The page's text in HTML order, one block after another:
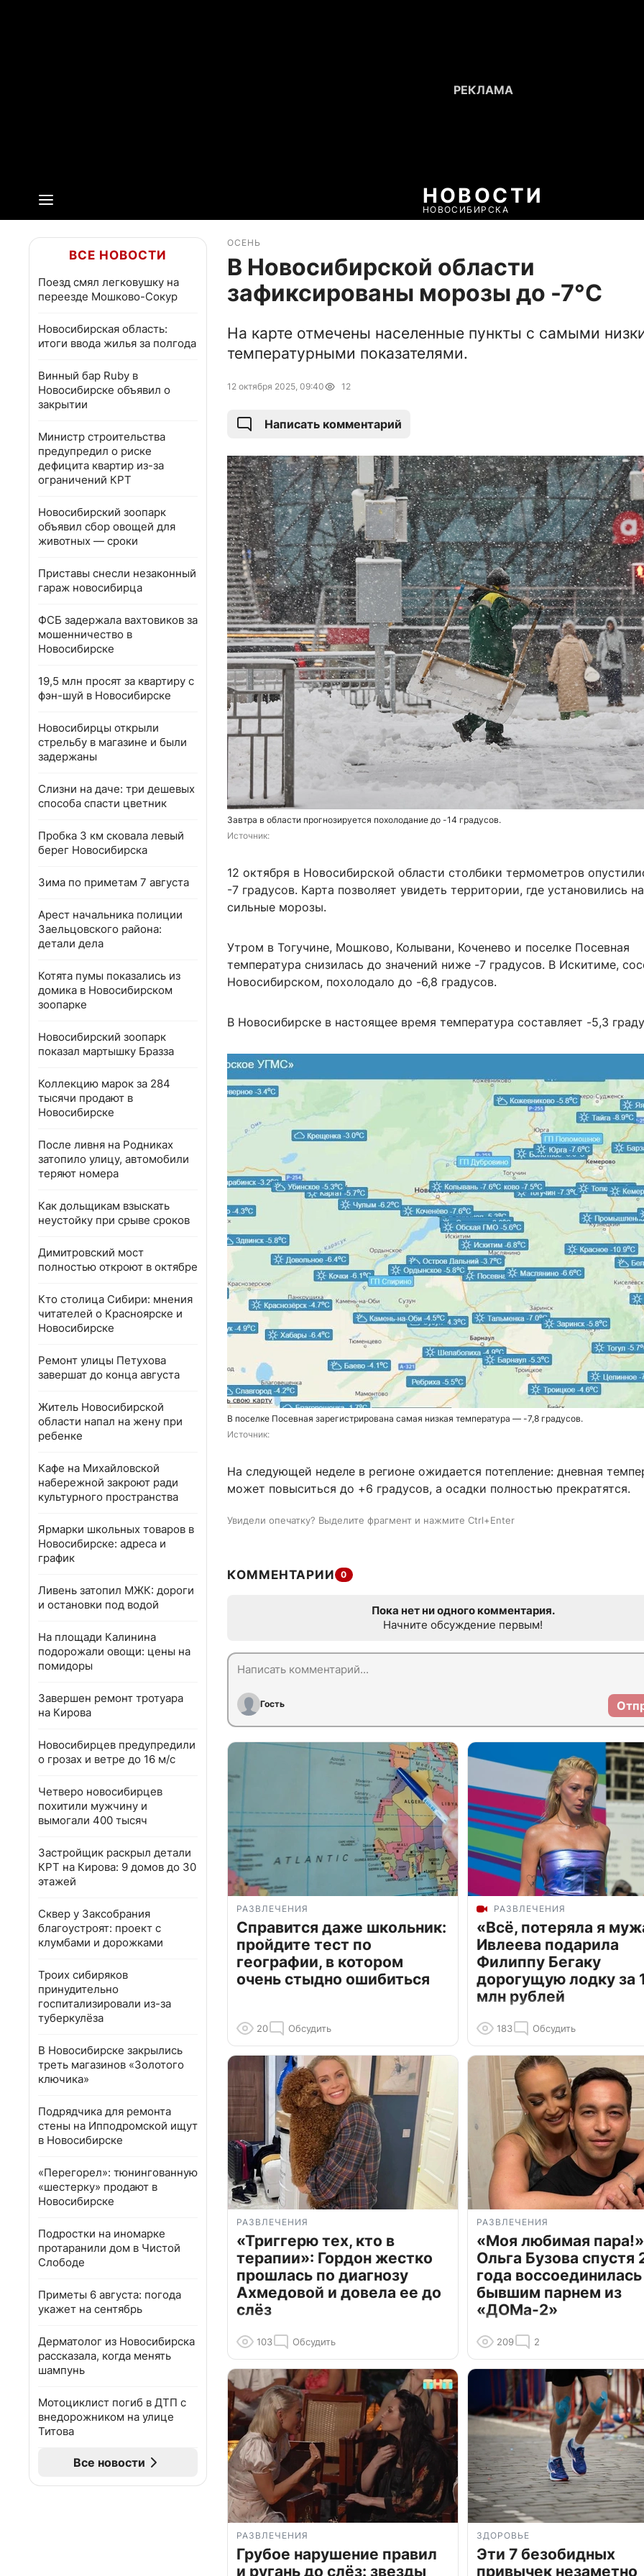
НОВОСТИ
НОВОСИБИРСКА
ВСЕ НОВОСТИ
Поезд смял легковушку на
переезде Мошково-Сокур
Новосибирская область:
итоги ввода жилья за полгода
Винный бар Ruby в
Новосибирске объявил о
закрытии
Министр строительства
предупредил о риске
дефицита квартир из-за
ограничений КРТ
Новосибирский зоопарк
объявил сбор овощей для
животных — сроки
Приставы снесли незаконный
гараж новосибирца
ФСБ задержала вахтовиков за
мошенничество в
Новосибирске
19,5 млн просят за квартиру с
фэн-шуй в Новосибирске
Новосибирцы открыли
стрельбу в магазине и были
задержаны
Слизни на даче: три дешевых
способа спасти цветник
Пробка 3 км сковала левый
берег Новосибирска
Зима по приметам 7 августа
Арест начальника полиции
Заельцовского района:
детали дела
Котята пумы показались из
домика в Новосибирском
зоопарке
Новосибирский зоопарк
показал мартышку Бразза
Коллекцию марок за 284
тысячи продают в
Новосибирске
После ливня на Родниках
затопило улицу, автомобили
теряют номера
Как дольщикам взыскать
неустойку при срыве сроков
Димитровский мост
полностью откроют в октябре
Кто столица Сибири: мнения
читателей о Красноярске и
Новосибирске
Ремонт улицы Петухова
завершат до конца августа
Житель Новосибирской
области напал на жену при
ребенке
Кафе на Михайловской
набережной закроют ради
культурного пространства
Ярмарки школьных товаров в
Новосибирске: адреса и
график
Ливень затопил МЖК: дороги
и остановки под водой
На площади Калинина
подорожали овощи: цены на
помидоры
Завершен ремонт тротуара
на Кирова
Новосибирцев предупредили
о грозах и ветре до 16 м/с
Четверо новосибирцев
похитили мужчину и
вымогали 400 тысяч
Застройщик раскрыл детали
КРТ на Кирова: 9 домов до 30
этажей
Сквер у Заксобрания
благоустроят: проект с
клумбами и дорожками
Троих сибиряков
принудительно
госпитализировали из-за
туберкулёза
В Новосибирске закрылись
треть магазинов «Золотого
ключика»
Подрядчика для ремонта
стены на Ипподромской ищут
в Новосибирске
«Перегорел»: тюнингованную
«шестерку» продают в
Новосибирске
Подростки на иномарке
протаранили дом в Чистой
Слободе
Приметы 6 августа: погода
укажет на сентябрь
Дерматолог из Новосибирска
рассказала, когда менять
шампунь
Мотоциклист погиб в ДТП с
внедорожником на улице
Титова
Все новости
ОСЕНЬ
В Новосибирской области
зафиксированы морозы до -7°C
На карте отмечены населенные пункты с самыми
температурными показателями.
12 октября 2025, 09:40 12
Написать комментарий
Завтра в области прогнозируется похолодание до -14 градусов.
Источник:
12 октября в Новосибирской области столбики термометров
-7 градусов. Карта позволяет увидеть территории, где установились
сильные морозы.
Утром в Тогучине, Мошково, Колывани, Коченево и поселке Посевная
температура снизилась до значений ниже -7 градусов. В Искитиме,
Новосибирском, похолодало до -6,8 градусов.
В Новосибирске в настоящее время температура составляет -5,3
В поселке Посевная зарегистрирована самая низкая температура — -7,8 градусов.
Источник:
На следующей неделе в регионе ожидается потепление: дневная
может повыситься до +6 градусов, а осадки полностью прекратятся.
Увидели опечатку? Выделите фрагмент и нажмите Ctrl+Enter
КОММЕНТАРИИ 0
Пока нет ни одного комментария.
Начните обсуждение первым!
Гость
РАЗВЛЕЧЕНИЯ
Справится даже школьник:
пройдите тест по
географии, в котором
очень стыдно ошибиться
20 Обсудить
РАЗВЛЕЧЕНИЯ
«Всё, потеряла я
Ивлеева подарила
Филиппу Бегаку
дорогущую лодку за
млн рублей
183 Обсудить
РАЗВЛЕЧЕНИЯ
«Триггерю тех, кто в
терапии»: Гордон жестко
прошлась по диагнозу
Ахмедовой и довела ее до
слёз
103 Обсудить
РАЗВЛЕЧЕНИЯ
«Моя любимая
Ольга Бузова спустя
года
бывшим парнем из
«ДОМа-2»
209 2
РАЗВЛЕЧЕНИЯ
Грубое нарушение правил
и ругань до слёз: звезды
ЗДОРОВЬЕ
Эти 7 безобидных
привычек незаметно